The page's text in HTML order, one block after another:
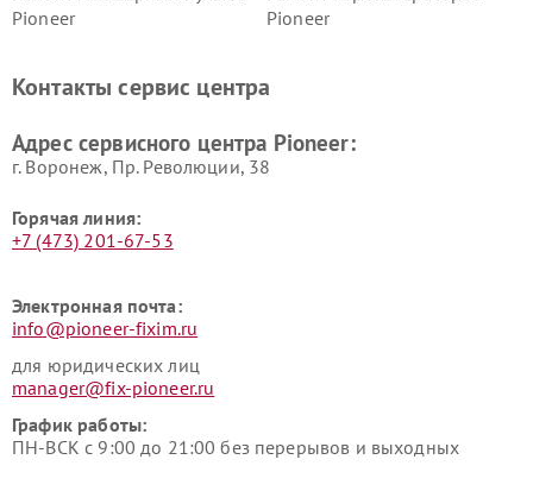
Pioneer
Pioneer
Контакты сервис центра
Адрес сервисного центра Pioneer:
г. Воронеж, Пр. Революции, 38
Горячая линия:
+7 (473) 201-67-53
Электронная почта:
info@pioneer-fixim.ru
для юридических лиц
manager@fix-pioneer.ru
График работы:
ПН-ВСК с 9:00 до 21:00 без перерывов и выходных